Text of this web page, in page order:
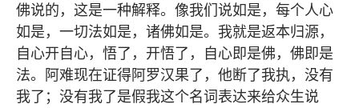
佛说的，这是一种解释。像我们说如是，每个人心
如是，一切法如是，诸佛如是。我就是返本归源，
自心开自心，悟了，开悟了，自心即是佛，佛即是
法。阿难现在证得阿罗汉果了，他断了我执，没有
我了；没有我了是假我这个名词表达来给众生说